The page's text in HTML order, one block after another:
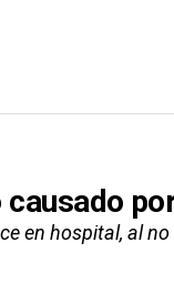
en hospital, al